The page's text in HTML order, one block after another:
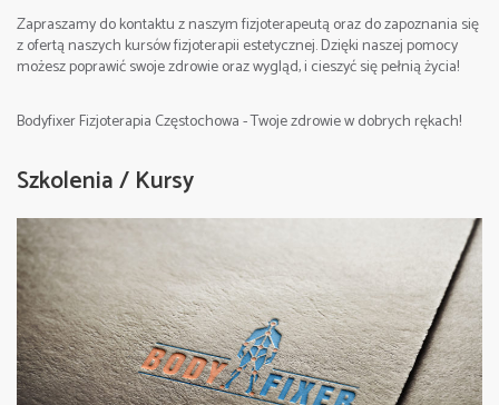
2. Strefa pracy – klatka piersiowa, brzuch, część
grzbietowa
Zapraszamy do kontaktu z naszym fizjoterapeutą oraz do zapoznania się
z ofertą naszych kursów fizjoterapii estetycznej. Dzięki naszej pomocy
możesz poprawić swoje zdrowie oraz wygląd, i cieszyć się pełnią życia!
Bodyfixer Fizjoterapia Częstochowa - Twoje zdrowie w dobrych rękach!
Szkolenia / Kursy